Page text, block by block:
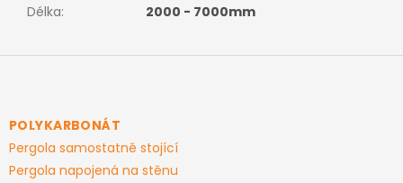
Délka: 2000 - 7000mm
Z
aPOLYKARBONÁT
Pergola samostatně stojící
Pergola napojená na stěnu